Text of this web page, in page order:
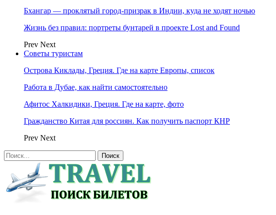
Бхангар — проклятый город-призрак в Индии, куда не ходят ночью
Жизнь без правил: портреты бунтарей в проекте Lost and Found
Prev Next
Советы туристам
Острова Киклады, Греция. Где на карте Европы, список
Работа в Дубае, как найти самостоятельно
Афитос Халкидики, Греция. Где на карте, фото
Гражданство Китая для россиян. Как получить паспорт КНР
Prev Next